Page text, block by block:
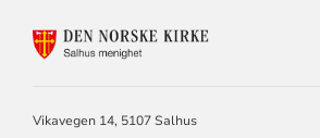
Vikavegen 14, 5107 Salhus